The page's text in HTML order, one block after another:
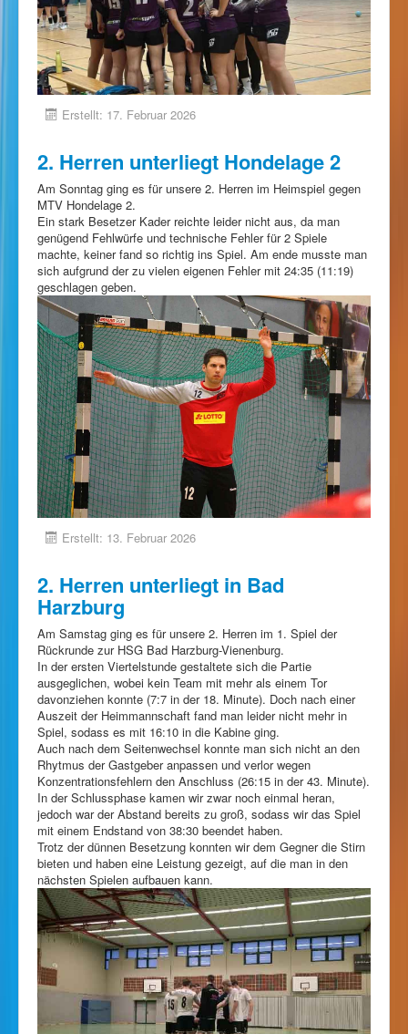
Erstellt: 17. Februar 2026
2. Herren unterliegt Hondelage 2
Am Sonntag ging es für unsere 2. Herren im Heimspiel gegen
MTV Hondelage 2.
Ein stark Besetzer Kader reichte leider nicht aus, da man
genügend Fehlwürfe und technische Fehler für 2 Spiele
machte, keiner fand so richtig ins Spiel. Am ende musste man
sich aufgrund der zu vielen eigenen Fehler mit 24:35 (11:19)
geschlagen geben.
Erstellt: 13. Februar 2026
2. Herren unterliegt in Bad
Harzburg
Am Samstag ging es für unsere 2. Herren im 1. Spiel der
Rückrunde zur HSG Bad Harzburg-Vienenburg.
In der ersten Viertelstunde gestaltete sich die Partie
ausgeglichen, wobei kein Team mit mehr als einem Tor
davonziehen konnte (7:7 in der 18. Minute). Doch nach einer
Auszeit der Heimmannschaft fand man leider nicht mehr in
Spiel, sodass es mit 16:10 in die Kabine ging.
Auch nach dem Seitenwechsel konnte man sich nicht an den
Rhytmus der Gastgeber anpassen und verlor wegen
Konzentrationsfehlern den Anschluss (26:15 in der 43. Minute).
In der Schlussphase kamen wir zwar noch einmal heran,
jedoch war der Abstand bereits zu groß, sodass wir das Spiel
mit einem Endstand von 38:30 beendet haben.
Trotz der dünnen Besetzung konnten wir dem Gegner die Stirn
bieten und haben eine Leistung gezeigt, auf die man in den
nächsten Spielen aufbauen kann.